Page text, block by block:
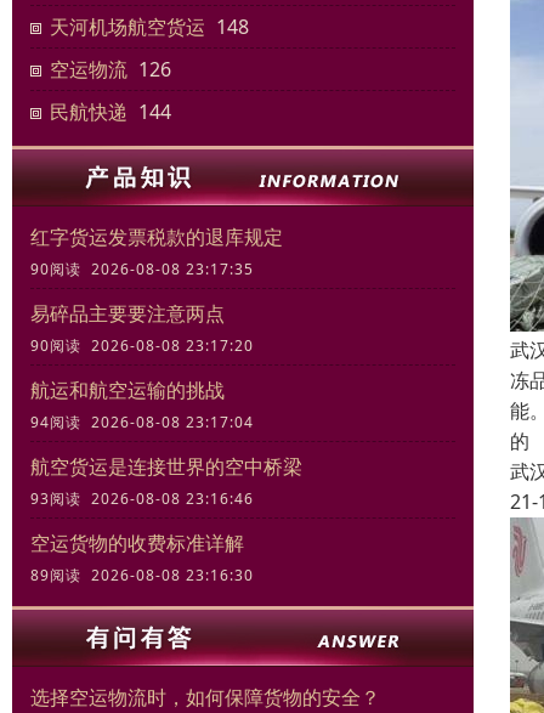
天河机场航空货运 148
空运物流 126
民航快递 144
红字货运发票税款的退库规定
90阅读 2026-08-08 23:17:35
易碎品主要要注意两点
90阅读 2026-08-08 23:17:20
航运和航空运输的挑战
94阅读 2026-08-08 23:17:04
航空货运是连接世界的空中桥梁
93阅读 2026-08-08 23:16:46
空运货物的收费标准详解
89阅读 2026-08-08 23:16:30
选择空运物流时，如何保障货物的安全？
武
冻
能
的
武
21-